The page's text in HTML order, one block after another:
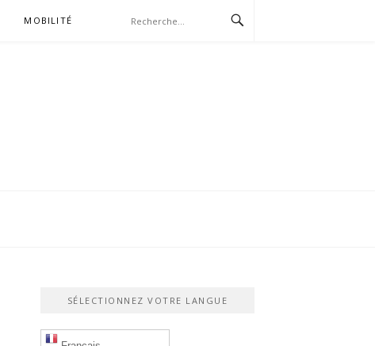
MOBILITÉ
SÉLECTIONNEZ VOTRE LANGUE